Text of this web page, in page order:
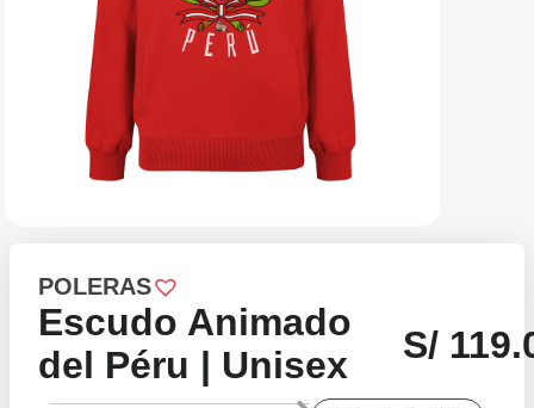
POLERAS
Escudo Animado
del Péru | Unisex
S/